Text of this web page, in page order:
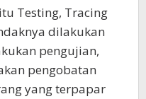
Testing, Tracing
dilakukan
pengujian,
pengobatan
yang terpapar